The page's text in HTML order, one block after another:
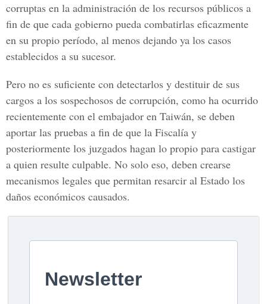
corruptas en la administración de los recursos públicos a
fin de que cada gobierno pueda combatirlas eficazmente
en su propio período, al menos dejando ya los casos
establecidos a su sucesor.
Pero no es suficiente con detectarlos y destituir de sus
cargos a los sospechosos de corrupción, como ha ocurrido
recientemente con el embajador en Taiwán, se deben
aportar las pruebas a fin de que la Fiscalía y
posteriormente los juzgados hagan lo propio para castigar
a quien resulte culpable. No solo eso, deben crearse
mecanismos legales que permitan resarcir al Estado los
daños económicos causados.